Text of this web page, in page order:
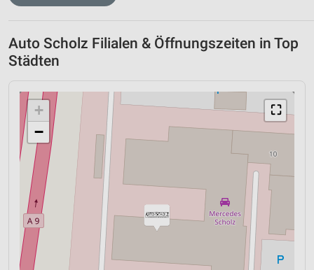
Auto Scholz Filialen & Öffnungszeiten in Top
Städten
⛶
+
−